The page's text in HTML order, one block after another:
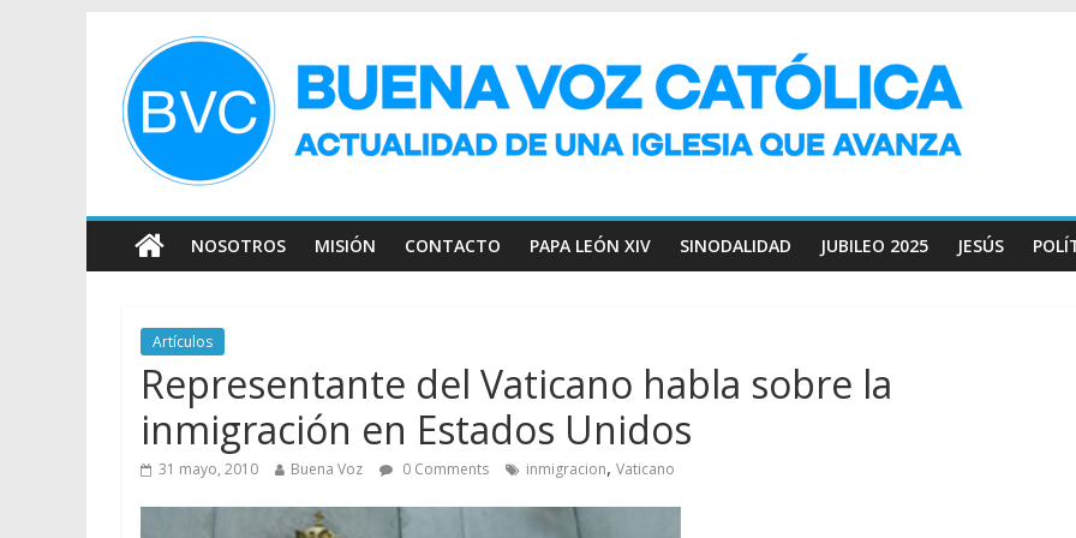
NOSOTROS MISIÓN CONTACTO PAPA LEÓN XIV SINODALIDAD JUBILEO 2025 JESÚS
Artículos
Representante del Vaticano habla sobre la
inmigración en Estados Unidos
31 mayo, 2010 Buena Voz 0 Comments inmigracion, Vaticano